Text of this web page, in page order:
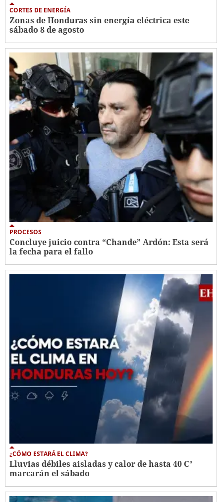
CORTES DE ENERGÍA
Zonas de Honduras sin energía eléctrica este
sábado 8 de agosto
PROCESOS
Concluye juicio contra “Chande” Ardón: Esta será
la fecha para el fallo
¿CÓMO ESTARÁ EL CLIMA?
Lluvias débiles aisladas y calor de hasta 40 C°
marcarán el sábado